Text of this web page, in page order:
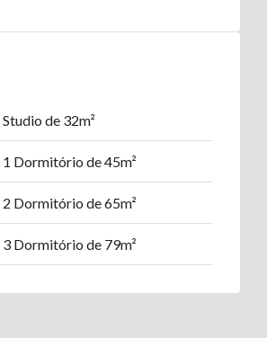
de 32m²
1 Dormitório de 45m²
2 Dormitório de 65m²
3 Dormitório de 79m²